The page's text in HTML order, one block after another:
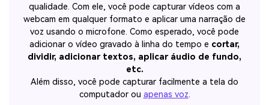
qualidade. Com ele, você pode capturar vídeos com a
webcam em qualquer formato e aplicar uma narração de
voz usando o microfone. Como esperado, você pode
adicionar o vídeo gravado à linha do tempo e cortar,
dividir, adicionar textos, aplicar áudio de fundo,
etc.
Além disso, você pode capturar facilmente a tela do
computador ou apenas voz.